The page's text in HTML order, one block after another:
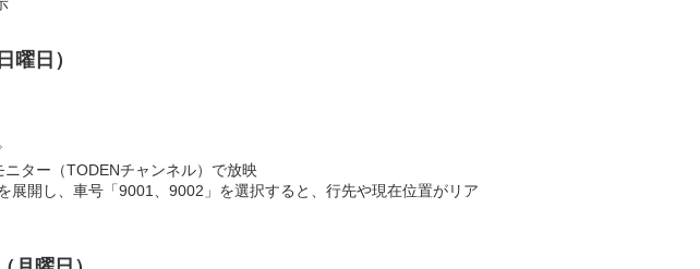
日）
ター（TODENチャンネル）で放映
展開し、車号「9001、9002」を選択すると、行先や現在位置がリア